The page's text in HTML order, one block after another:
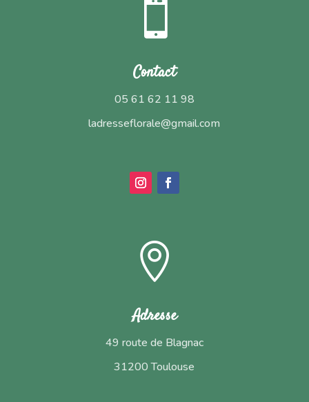

Contact
05 61 62 11 98
ladresseflorale@gmail.com

Adresse
49 route de Blagnac
31200 Toulouse